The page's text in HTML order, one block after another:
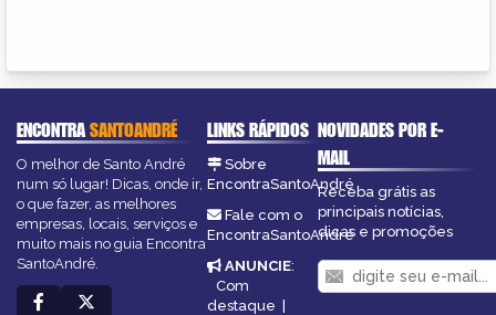
ENCONTRASANTOANDRÉ
O melhor de Santo André
num só lugar! Dicas, onde ir,
o que fazer, as melhores
empresas, locais, serviços e
muito mais no guia Encontra
SantoAndré.
LINKS RÁPIDOS
Sobre
EncontraSantoAndré
Fale com o
EncontraSantoAndré
ANUNCIE:
Com
destaque |
NOVIDADES POR E-
MAIL
Receba grátis as
principais notícias,
dicas e promoções